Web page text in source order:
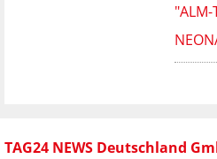
"ALM-
TAG24 NEWS Deutschland